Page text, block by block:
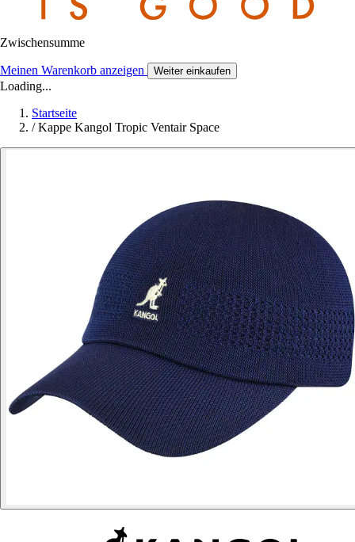
Zwischensumme
Meinen Warenkorb anzeigen Weiter einkaufen
Loading...
Startseite
/ Kappe Kangol Tropic Ventair Space